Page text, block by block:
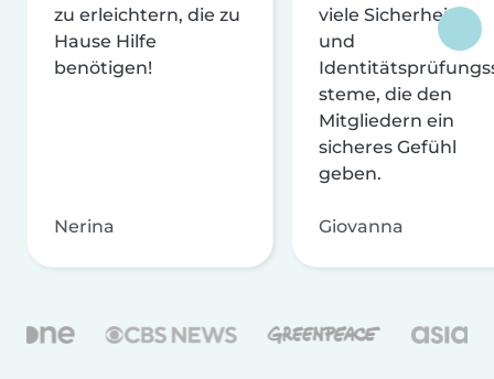
zu erleichtern, die zu
Hause Hilfe
benötigen!
Nerina
viele Sicherheits-
und
steme, die den
Mitgliedern ein
sicheres Gefühl
geben.
Giovanna